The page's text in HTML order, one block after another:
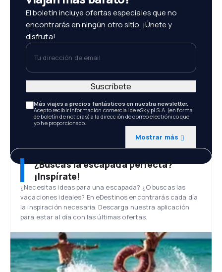
El boletín incluye ofertas especiales que no
encontrarás en ningún otro sitio. ¡Únete y
disfruta!
Tu dirección de email
Más viajes a precios fantásticos en nuestra newsletter.
Acepto recibir información comercial de eSky.pl S.A. (en forma
de boletín de noticias) a la dirección de correo electrónico que
yo he proporcionado.
Mostrar más
Suscríbete
¿Buscas la escapada perfecta?
¡Inspírate!
¿Necesitas ideas para una escapada? ¿O buscas las
vacaciones ideales? En eDestinos encontrarás cada día
la inspiración necesaria. Descarga nuestra aplicación
para estar al día con las últimas ofertas.